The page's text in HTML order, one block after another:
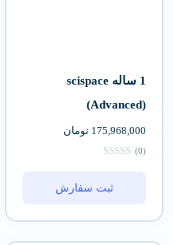
1 ساله scispace
(Advanced)
175,968,000 تومان
(0)
ثبت سفارش